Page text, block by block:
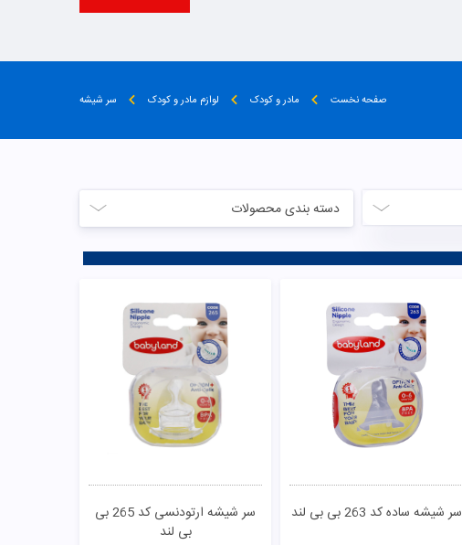
صفحه نخست مادر و کودک لوازم مادر و کودک سر شیشه
دسته بندی محصولات
سر شیشه ساده کد 263 بی بی لند
سر شیشه ارتودنسی کد 265 بی
بی لند